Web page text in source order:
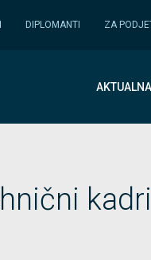
DIPLOMANTI ZA
kadri